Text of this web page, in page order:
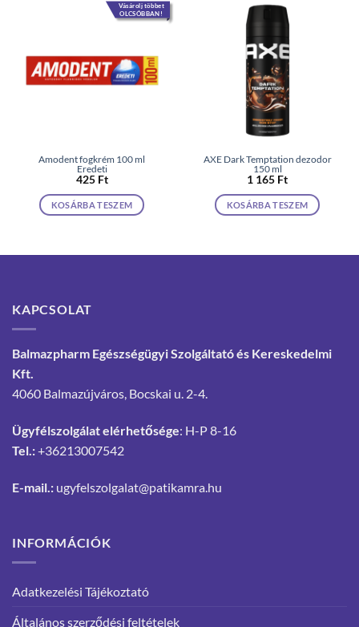
Vásárolj többet
OLCSÓBBAN!
Amodent fogkrém 100 ml
Eredeti
425 Ft
KOSÁRBA TESZEM
AXE Dark Temptation dezodor
150 ml
1 165 Ft
KOSÁRBA TESZEM
KAPCSOLAT
Balmazpharm Egészségügyi Szolgáltató és Kereskedelmi
Kft.
4060 Balmazújváros, Bocskai u. 2-4.
Ügyfélszolgálat elérhetősége: H-P 8-16
Tel.:+36213007542
E-mail.: ugyfelszolgalat@patikamra.hu
INFORMÁCIÓK
Adatkezelési Tájékoztató
Általános szerződési feltételek